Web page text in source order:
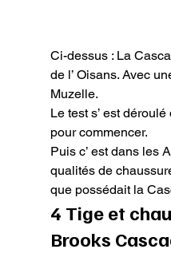
Ci-dessus : La
de l’ Oisans. Avec
Muzelle.
Le test s’ est
pour commencer.
Puis c’ est dans les
qualités de
que possédait la
4 Tige et
Brooks